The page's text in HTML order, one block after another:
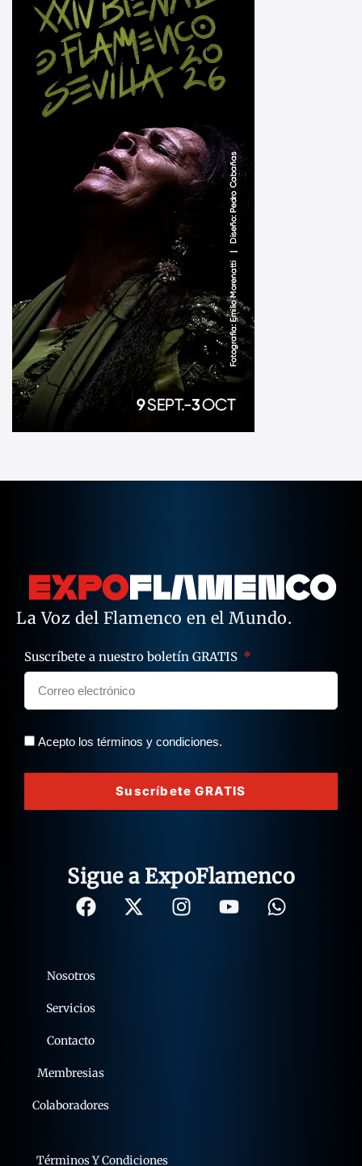
La Voz del Flamenco en el Mundo.
Suscríbete a nuestro boletín GRATIS
Acepto los términos y condiciones.
Suscríbete GRATIS
Sigue a ExpoFlamenco
Términos Y Condiciones
Nosotros
Servicios
Contacto
Membresias
Colaboradores